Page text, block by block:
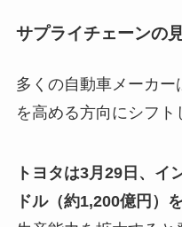
サプライチェーンの
多くの自動車メーカ
を高める方向にシフト
トヨタは3月29日、イ
ドル（約1,200億円）